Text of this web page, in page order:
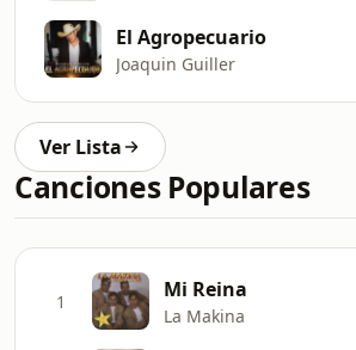
El Agropecuario
Joaquin Guiller
Ver Lista
Canciones Populares
1 Mi Reina
La Makina